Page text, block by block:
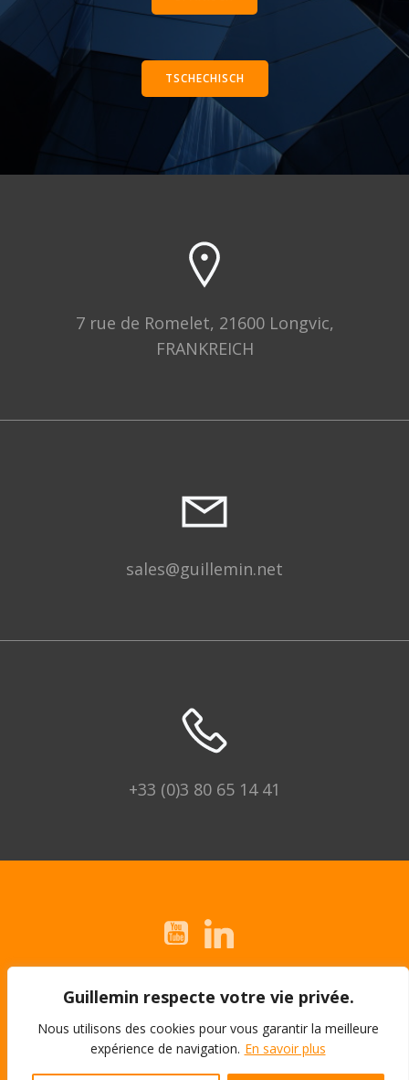
Guillemin respecte votre vie privée.
Nous utilisons des cookies pour vous garantir la meilleure
expérience de navigation. En savoir plus
TSCHECHISCH
7 rue de Romelet, 21600 Longvic,
FRANKREICH
sales@guillemin.net
+33 (0)3 80 65 14 41
Rechtliche Hinweise
Allgemeine Verkaufsbedingungen